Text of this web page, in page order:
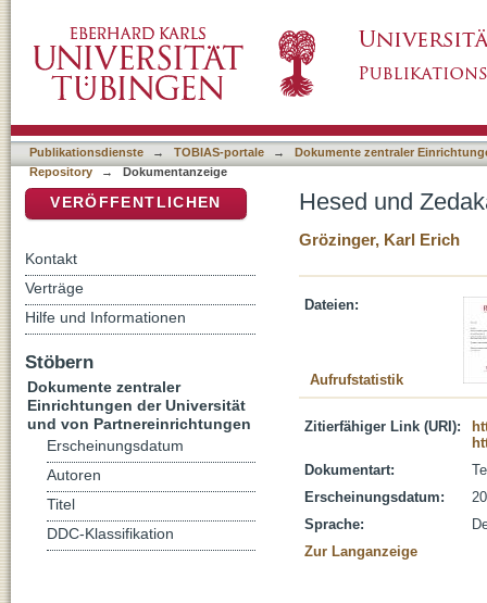
Publikationsdienste → TOBIAS-portale →
Dokumente zentraler
Repository
→ Dokumentanzeige
Hesed und
Grözinger, Karl Erich
Dateien:
Aufrufstatistik
Zitierfähiger Link (URI):
Dokumentart:
Erscheinungsdatum:
Sprache:
Zur Langanzeige
VERÖFFENTLICHEN
Kontakt
Verträge
Hilfe und Informationen
Stöbern
Dokumente zentraler
Einrichtungen der Universität
und von Partnereinrichtungen
Erscheinungsdatum
Autoren
Titel
DDC-Klassifikation